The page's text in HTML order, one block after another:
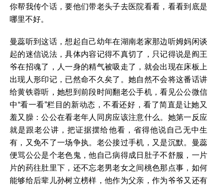
你帮我传个话，要他们带老头子去医院看看，看看到底是
哪里不好。
曼蕊听到这话，想起自己幼年在湖南老家那边听姆妈闲谈
起的迷信说法，具体内容记得不真切了，只记得说是阎王
爷在招魂了，人一身的精气被吸走了，就会出现在床板上
出现人形印记，已然命不久矣了。她自然不会将这番话讲
给黄铁蓉听，她想到前段时间翻老公手机，看见公公微信
中“看一看”栏目的新动态，不看还好，看了简直是让她又
羞又臊：公公在看老年人同房应该注意什么。她第一反应
就是跟老公讲，把证据摆给他看，省得他说自己无中生
有，又免不了一场争执。老公接过手机，又是沉默。曼蕊
便骂公公是个老色鬼，他自己病得成日肚子不舒服，一片
片的药往肚里下，还不忘老男老女之间桃色那点事，如何
能够给后辈儿孙树立榜样，他作为父亲，作为爷爷又还有